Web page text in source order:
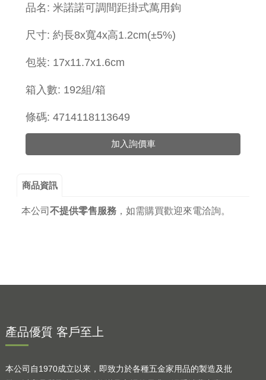
品名: 米諾諾可調間距掛式萬用鉤
尺寸: 約長8x寬4x高1.2cm(±5%)
包裝: 17x11.7x1.6cm
箱入數: 192組/箱
條碼: 4714118113649
加入詢價車
商品資訊
本公司 不提供零售服務， 如需購買歡迎來電洽詢。
產品優質 客戶至上
本公司自1970成立以來，即致力於各種五金家用品的製造及批